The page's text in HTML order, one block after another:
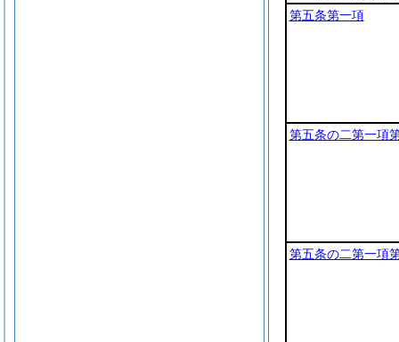
第五条第一項
第五条の二第一項
第五条の二第一項